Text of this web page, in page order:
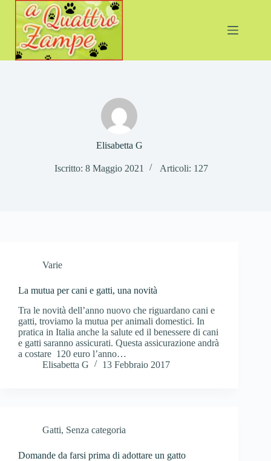
Salta
contenuto
Elisabetta G
Iscritto: 8 Maggio 2021 Articoli: 127
Varie
La mutua per cani e gatti, una novità
Tra le novità dell’anno nuovo che riguardano cani e
gatti, troviamo la mutua per animali domestici. In
pratica in Italia anche la salute ed il benessere di cani
e gatti saranno assicurati. Questa assicurazione andrà
a costare 120 euro l’anno…
Elisabetta G
13 Febbraio 2017
Gatti, Senza categoria
Domande da farsi prima di adottare un gatto